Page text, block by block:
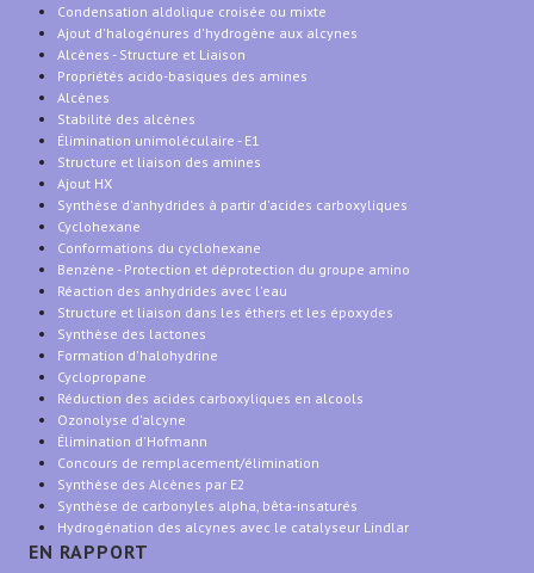
Condensation aldolique croisée ou mixte
Ajout d'halogénures d'hydrogène aux alcynes
Alcènes - Structure et Liaison
Propriétés acido-basiques des amines
Alcènes
Stabilité des alcènes
Élimination unimoléculaire - E1
Structure et liaison des amines
Ajout HX
Synthèse d'anhydrides à partir d'acides carboxyliques
Cyclohexane
Conformations du cyclohexane
Benzène - Protection et déprotection du groupe amino
Réaction des anhydrides avec l'eau
Structure et liaison dans les éthers et les époxydes
Synthèse des lactones
Formation d'halohydrine
Cyclopropane
Réduction des acides carboxyliques en alcools
Ozonolyse d'alcyne
Élimination d'Hofmann
Concours de remplacement/élimination
Synthèse des Alcènes par E2
Synthèse de carbonyles alpha, bêta-insaturés
Hydrogénation des alcynes avec le catalyseur Lindlar
EN RAPPORT